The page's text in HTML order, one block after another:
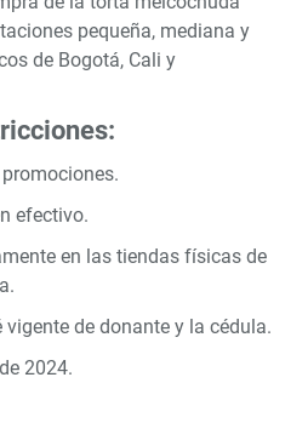
pequeña, mediana y
de Bogotá, Cali y
efectivo.
en las tiendas físicas de
vigente de donante y la cédula.
2024.